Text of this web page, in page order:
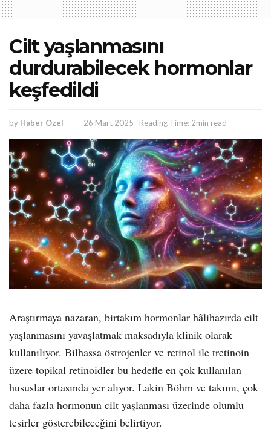
Cilt yaşlanmasını
durdurabilecek hormonlar
keşfedildi
by Haber Özel 26 Mart 2025 Reading Time: 2min read
Araştırmaya nazaran, birtakım hormonlar hâlihazırda cilt
yaşlanmasını yavaşlatmak maksadıyla klinik olarak
kullanılıyor. Bilhassa östrojenler ve retinol ile tretinoin
üzere topikal retinoidler bu hedefle en çok kullanılan
hususlar ortasında yer alıyor. Lakin Böhm ve takımı, çok
daha fazla hormonun cilt yaşlanması üzerinde olumlu
tesirler gösterebileceğini belirtiyor.